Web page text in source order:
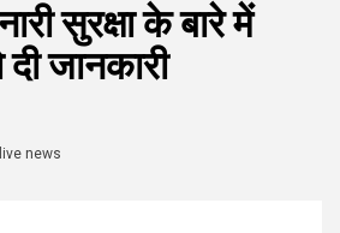
सुरक्षा के बारे में
दी जानकारी
live news